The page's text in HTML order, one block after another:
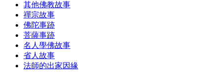
其他佛教故事
禪宗故事
佛陀事跡
菩薩事跡
名人學佛故事
省人故事
法師的出家因緣